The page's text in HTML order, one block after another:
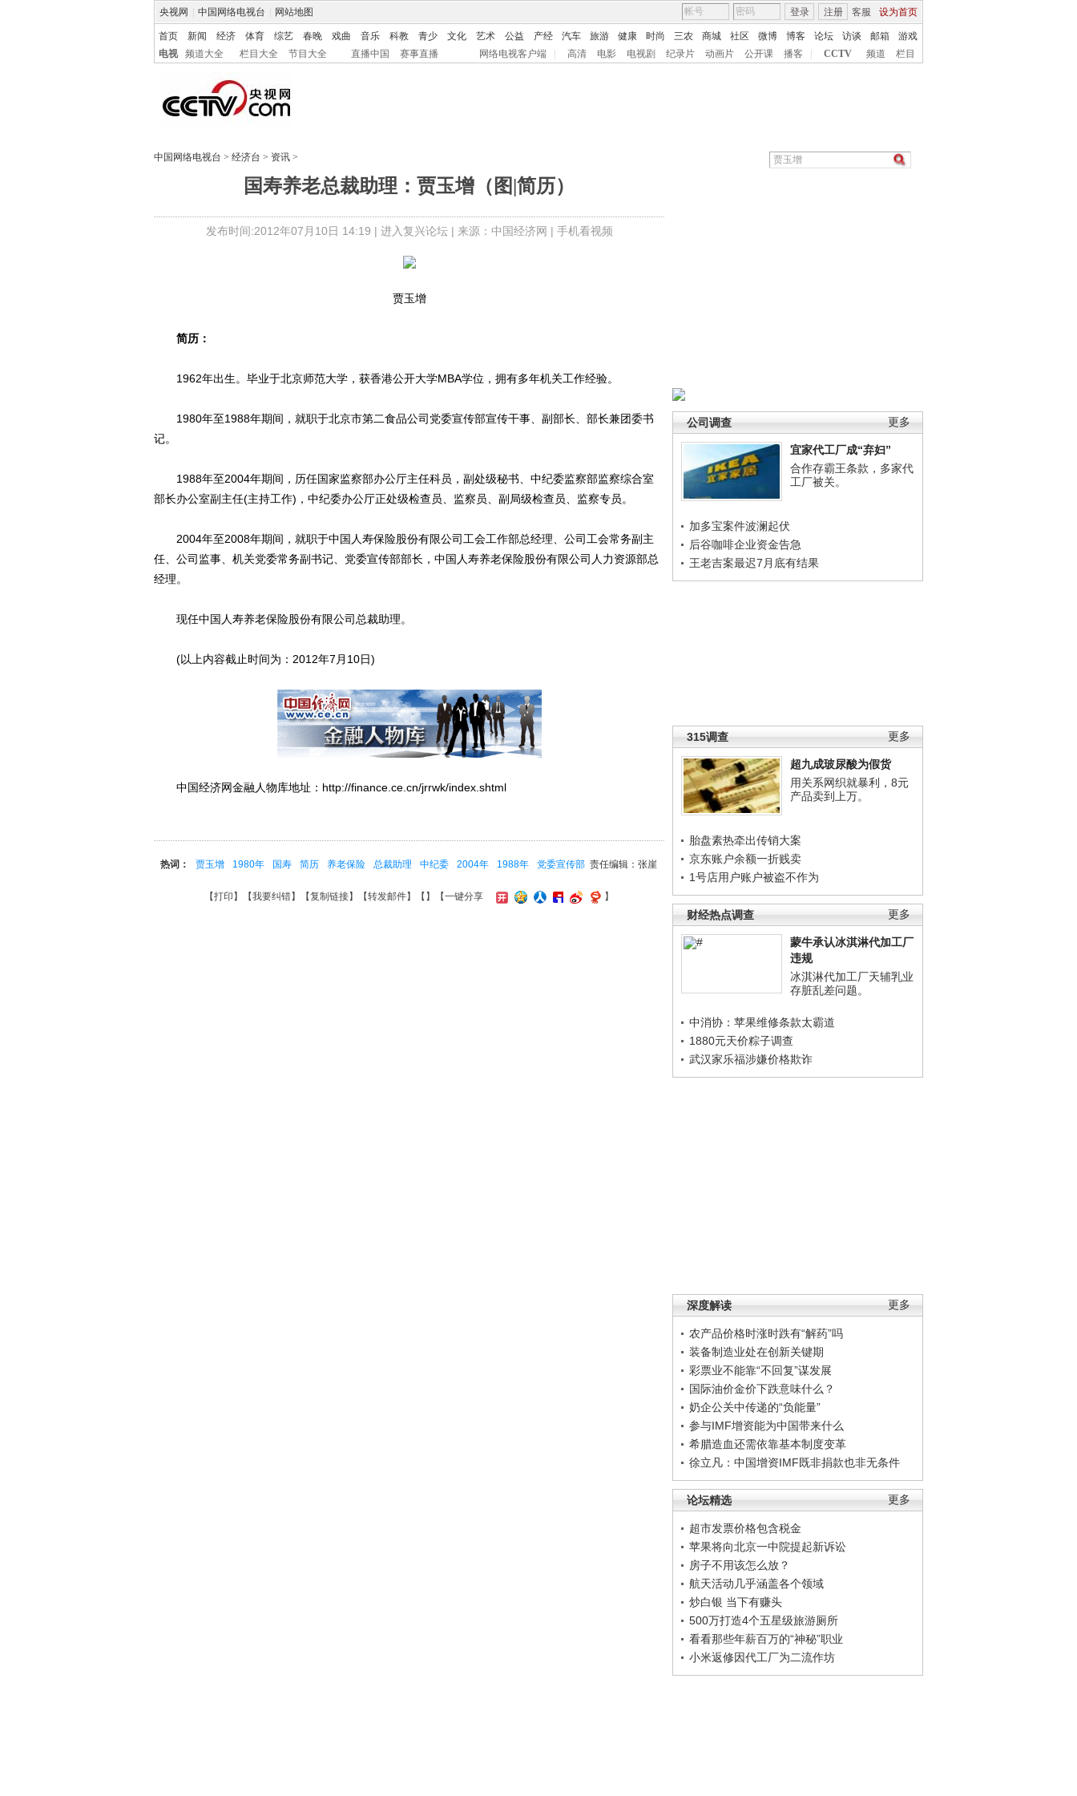
央视网 中国网络电视台 网站地图 客服 设为首页
登录 注册
首页 新闻 经济 体育 综艺 春晚 戏曲 音乐 科教 青少 文化 艺术 公益 产经 汽车 旅游 健康 时尚 三农 商城 社区 微博 博客 论坛 访谈 邮箱
游戏
电视
频道大全 栏目大全 节目大全 直播中国 赛事直播 网络电视客户端 高清 电影 电视剧 纪录片 动画片 公开课 播客 CCTV 频道 栏目
中国网络电视台 > 经济台 > 资讯 >
国寿养老总裁助理：贾玉增（图|简历）
发布时间:2012年07月10日 14:19 | 进入复兴论坛| 来源：中国经济网 | 手机看视频
更多
公司调查
宜家代工厂成“弃妇”
合作存霸王条款，多家代
工厂被关。
加多宝案件波澜起伏
后谷咖啡企业资金告急
王老吉案最迟7月底有结果
更多
315调查
超九成玻尿酸为假货
用关系网织就暴利，8元
产品卖到上万。
胎盘素热牵出传销大案
京东账户余额一折贱卖
1号店用户账户被盗不作为
更多
财经热点调查
蒙牛承认冰淇淋代加工厂
违规
冰淇淋代加工厂天辅乳业
存脏乱差问题。
中消协：苹果维修条款太霸道
1880元天价粽子调查
武汉家乐福涉嫌价格欺诈
更多
深度解读
农产品价格时涨时跌有“解药”吗
装备制造业处在创新关键期
彩票业不能靠“不回复”谋发展
国际油价金价下跌意味什么？
奶企公关中传递的“负能量”
参与IMF增资能为中国带来什么
希腊造血还需依靠基本制度变革
徐立凡：中国增资IMF既非捐款也非无条件
更多
论坛精选
超市发票价格包含税金
苹果将向北京一中院提起新诉讼
房子不用该怎么放？
航天活动几乎涵盖各个领域
炒白银 当下有赚头
500万打造4个五星级旅游厕所
看看那些年薪百万的“神秘”职业
小米返修因代工厂为二流作坊
贾玉增
简历：
1962年出生。毕业于北京师范大学，获香港公开大学MBA学位，拥有多年机关工作经验。
1980年至1988年期间，就职于北京市第二食品公司党委宣传部宣传干事、副部长、部长兼团委书
记。
1988年至2004年期间，历任国家监察部办公厅主任科员，副处级秘书、中纪委监察部监察综合室
部长办公室副主任(主持工作)，中纪委办公厅正处级检查员、监察员、副局级检查员、监察专员。
2004年至2008年期间，就职于中国人寿保险股份有限公司工会工作部总经理、公司工会常务副主
任、公司监事、机关党委常务副书记、党委宣传部部长，中国人寿养老保险股份有限公司人力资源部总
经理。
现任中国人寿养老保险股份有限公司总裁助理。
(以上内容截止时间为：2012年7月10日)
中国经济网金融人物库地址：http://finance.ce.cn/jrrwk/index.shtml
责任编辑：张崖
热词： 贾玉增 1980年 国寿 简历 养老保险 总裁助理 中纪委 2004年 1988年 党委宣传部
【打印 】【我要纠错】【复制链接】【转发邮件】【 】 【一键分享 】